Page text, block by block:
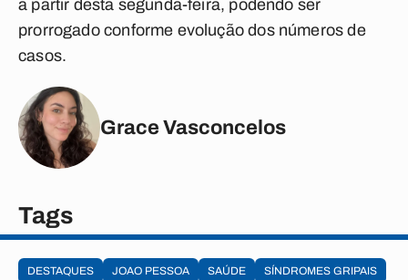
a partir desta segunda-feira, podendo ser
prorrogado conforme evolução dos números de
casos.
Grace Vasconcelos
Tags
DESTAQUES JOAO PESSOA SAÚDE
SÍNDROMES GRIPAIS